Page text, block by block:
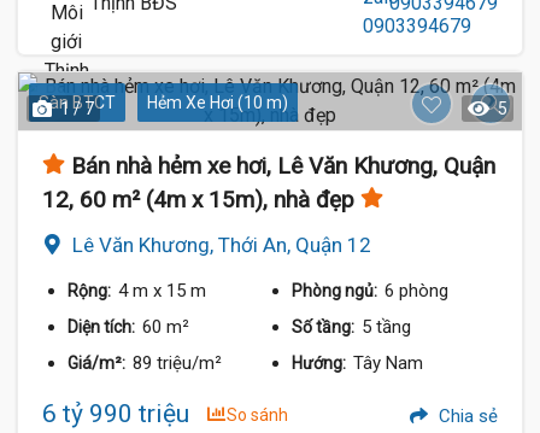
Sàn BTCT Hẻm Xe Hơi (10 m)
1 / 7 5
Bán nhà hẻm xe hơi, Lê Văn Khương, Quận
12, 60 m² (4m x 15m), nhà đẹp
Lê Văn Khương, Thới An, Quận 12
Rộng: 4 m x 15 m Phòng ngủ: 6 phòng
Diện tích: 60 m² Số tầng: 5 tầng
Giá/m²: 89 triệu/m² Hướng: Tây Nam
6 tỷ 990 triệu So sánh Chia sẻ